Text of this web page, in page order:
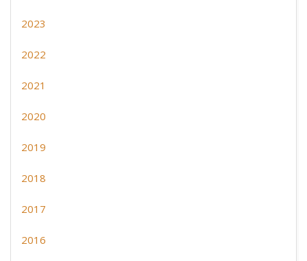
2023
2022
2021
2020
2019
2018
2017
2016